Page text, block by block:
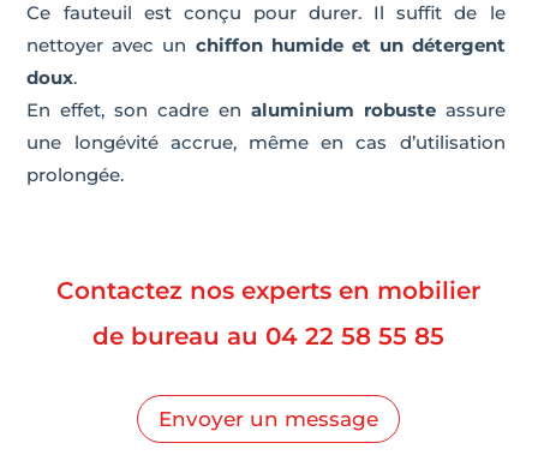
Ce fauteuil est conçu pour durer. Il suffit de le
nettoyer avec un chiffon humide et un détergent
doux.
En effet, son cadre en aluminium robusteassure
une longévité accrue, même en cas d’utilisation
prolongée.
Contactez nos experts en mobilier
de bureau au 04 22 58 55 85
Envoyer un message